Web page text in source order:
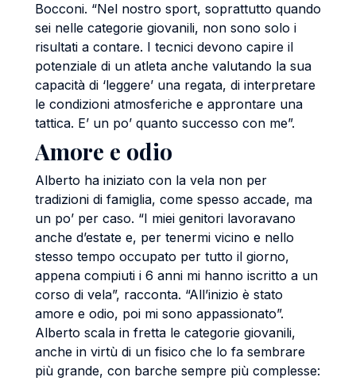
Bocconi. “Nel nostro sport, soprattutto quando
sei nelle categorie giovanili, non sono solo i
risultati a contare. I tecnici devono capire il
potenziale di un atleta anche valutando la sua
capacità di ‘leggere’ una regata, di interpretare
le condizioni atmosferiche e approntare una
tattica. E’ un po’ quanto successo con me”.
Amore e odio
Alberto ha iniziato con la vela non per
tradizioni di famiglia, come spesso accade, ma
un po’ per caso. “I miei genitori lavoravano
anche d’estate e, per tenermi vicino e nello
stesso tempo occupato per tutto il giorno,
appena compiuti i 6 anni mi hanno iscritto a un
corso di vela”, racconta. “All’inizio è stato
amore e odio, poi mi sono appassionato”.
Alberto scala in fretta le categorie giovanili,
anche in virtù di un fisico che lo fa sembrare
più grande, con barche sempre più complesse: